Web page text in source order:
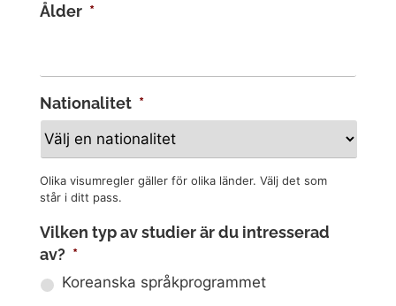
Ålder *
Nationalitet *
Olika visumregler gäller för olika länder. Välj det som
står i ditt pass.
Vilken typ av studier är du intresserad
av? *
Koreanska språkprogrammet